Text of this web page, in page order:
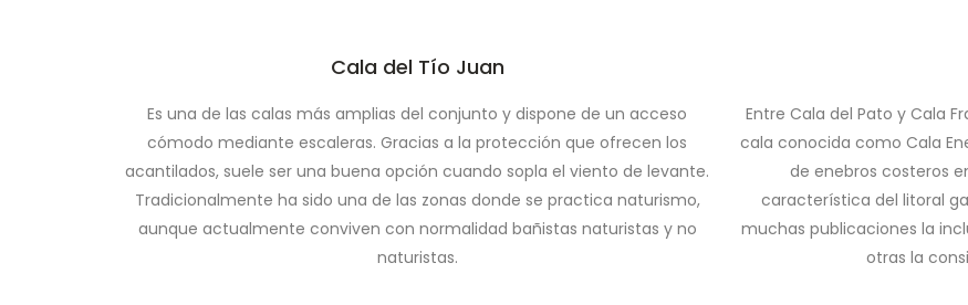
Cala del Tío Juan
Es una de las calas más amplias del conjunto y dispone de un acceso
cómodo mediante escaleras. Gracias a la protección que ofrecen los
acantilados, suele ser una buena opción cuando sopla el viento de levante.
Tradicionalmente ha sido una de las zonas donde se practica naturismo,
aunque actualmente conviven con normalidad bañistas naturistas y no
naturistas.
Entre Cala del Pato y Cala
cala conocida como Cala
de enebros costeros
característica del litoral
muchas publicaciones la
otras la